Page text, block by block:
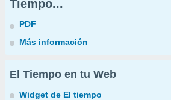
Tiempo...
PDF
Más información
El Tiempo en tu Web
Widget de El tiempo